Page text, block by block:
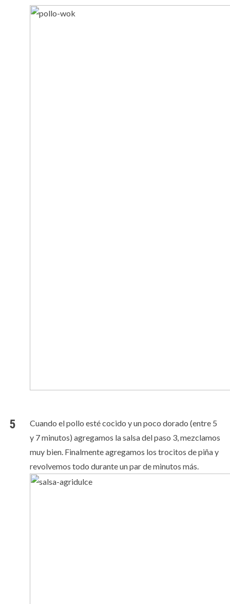
Cuando el pollo esté cocido y un poco dorado (entre 5
y 7 minutos) agregamos la salsa del paso 3, mezclamos
muy bien. Finalmente agregamos los trocitos de piña y
revolvemos todo durante un par de minutos más.